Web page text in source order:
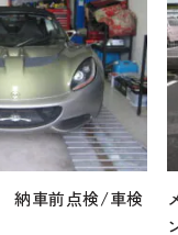
納車前点検/車検